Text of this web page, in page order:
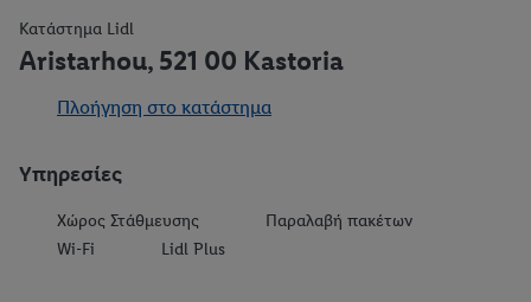
Κατάστημα Lidl
Aristarhou, 521 00 Kastoria
Πλοήγηση στο κατάστημα
Υπηρεσίες
Χώρος Στάθμευσης
Παραλαβή πακέτων
Wi-Fi
Lidl Plus